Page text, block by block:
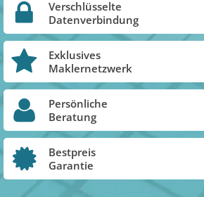
Verschlüsselte
Datenverbindung
Exklusives
Maklernetzwerk
Persönliche
Beratung
Bestpreis
Garantie